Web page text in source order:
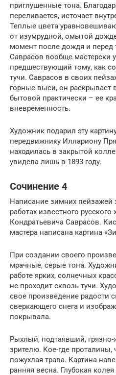
приглушенные тона.
переливается, источает
Теплые цвета
от изумрудной, омытой
момент после дождя и перед
Саврасов вообще мастерски
предшествующий тому, как
тучи. Саврасов в своих
горные выси, он раскрывает
бытовой практически – ее
вневременность.
Художник подарил эту
передвижнику Иллариону
находилась в закрытой
увидела лишь в 1893 году.
Сочинение 4
Написание зимних пейзажей
работах известного
Кондратьевича Саврасов.
мастера написана картина
При создании своего
мрачные, серые тона.
работе ярких, солнечных
не проходит сквозь тучи.
свое произведение радости
сверкающего снега и
покрывала.
Рыхлый, подтаявший, грязно-
зрителю. Кое-где проталины,
пожухлая трава. Картина
ранняя весна. Глубокая